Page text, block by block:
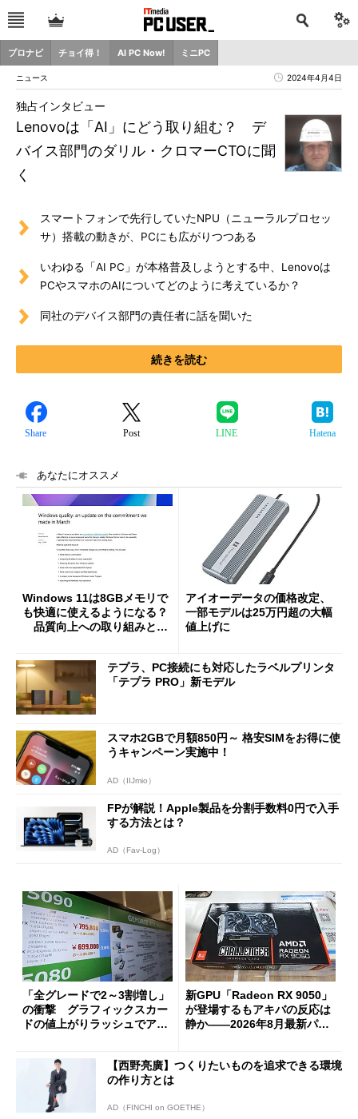
プロナビ チョイ得！ AI PC Now! ミニPC
ニュース 2024年4月4日
Lenovoは「AI」にどう取り組む？ デ
バイス部門のダリル・クロマーCTOに聞
く
独占インタビュー
スマートフォンで先行していたNPU（ニューラルプロセッ
サ）搭載の動きが、PCにも広がりつつある
いわゆる「AI PC」が本格普及しようとする中、Lenovoは
PCやスマホのAIについてどのように考えているか？
同社のデバイス部門の責任者に話を聞いた
続きを読む
Share Post LINE Hatena
あなたにオススメ
Windows 11は8GBメモリで
も快適に使えるようになる？
品質向上への取り組みと
アイオーデータの価格改定、
一部モデルは25万円超の大幅
値上げに
テプラ、PC接続にも対応したラベルプリンタ
「テプラ PRO」新モデル
スマホ2GBで月額850円～ 格安SIMをお得に使
うキャンペーン実施中！
AD（IIJmio）
FPが解説！Apple製品を分割手数料0円で入手
する方法とは？
AD（Fav-Log）
「全グレードで2～3割増し」
の衝撃 グラフィックスカー
ドの値上がりラッシュでアキ
新GPU「Radeon RX 9050」
が登場するもアキバの反応は
静か――2026年8月最新パー
【西野亮廣】つくりたいものを追求できる環境
の作り方とは
AD（FINCHI on GOETHE）